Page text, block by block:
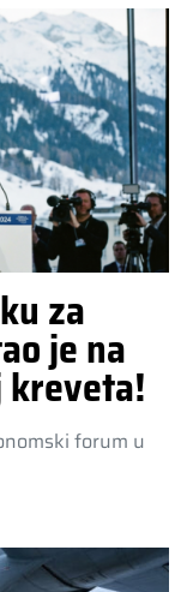
za
je na
kreveta!
forum u